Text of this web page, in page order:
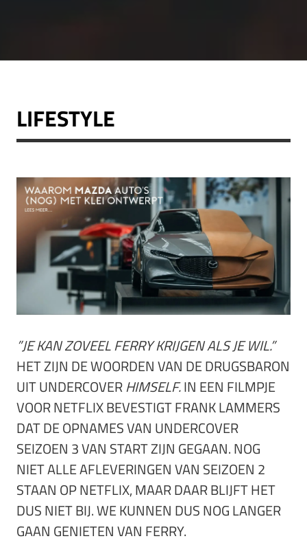
LIFESTYLE
”JE KAN ZOVEEL FERRY KRIJGEN ALS JE WIL.”
HET ZIJN DE WOORDEN VAN DE DRUGSBARON
UIT UNDERCOVERHIMSELF.IN EEN FILMPJE
VOOR NETFLIX BEVESTIGT FRANK LAMMERS
DAT DE OPNAMES VAN UNDERCOVER
SEIZOEN 3 VAN START ZIJN GEGAAN. NOG
NIET ALLE AFLEVERINGEN VAN SEIZOEN 2
STAAN OP NETFLIX, MAAR DAAR BLIJFT HET
DUS NIET BIJ. WE KUNNEN DUS NOG LANGER
GAAN GENIETEN VAN FERRY.